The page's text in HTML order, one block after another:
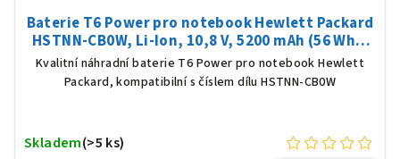
Baterie T6 Power pro notebook Hewlett Packard
HSTNN-CB0W, Li-Ion, 10,8 V, 5200 mAh (56 Wh),
černá
Kvalitní náhradní baterie T6 Power pro notebook Hewlett
Packard, kompatibilní s číslem dílu HSTNN-CB0W
Skladem(>5 ks)